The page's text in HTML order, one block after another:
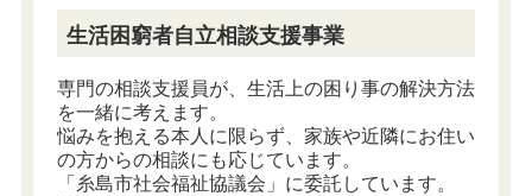
生活困窮者自立相談支援事業
専門の相談支援員が、生活上の困り事の解決方法
を一緒に考えます。
悩みを抱える本人に限らず、家族や近隣にお住い
の方からの相談にも応じています。
「糸島市社会福祉協議会」に委託しています。